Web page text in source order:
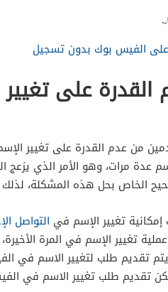
الفيس بوك بدون تسجيل
على
من عدم القدرة على تغيير
عدة مرات، وهو الأمر الذي
الخاص بحل هذه المشكلة،
تغيير الإسم في التواصل
من عملية تغيير الإسم في المرة
تقديم طلب لتغيير الاسم في
تقديم طلب تغيير الاسم في